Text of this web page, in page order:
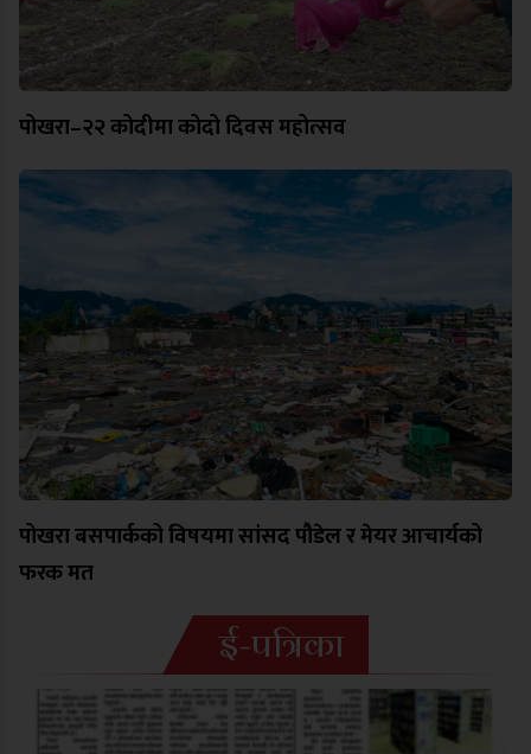
पोखरा–२२ कोदीमा कोदो दिवस महोत्सव
पोखरा बसपार्कको विषयमा सांसद पौडेल र मेयर आचार्यको
फरक मत
ई-पत्रिका